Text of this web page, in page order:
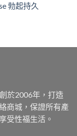
勃起持久
於2006年，打造
商城，保證所有產
受性福生活。